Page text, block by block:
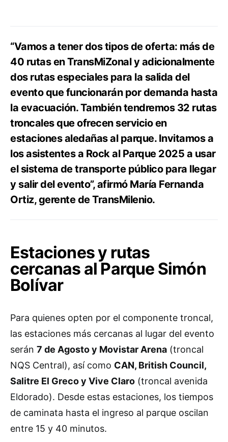
“Vamos a tener dos tipos de oferta: más de
40 rutas en TransMiZonal y adicionalmente
dos rutas especiales para la salida del
evento que funcionarán por demanda hasta
la evacuación. También tendremos 32 rutas
troncales que ofrecen servicio en
estaciones aledañas al parque. Invitamos a
los asistentes a Rock al Parque 2025 a usar
el sistema de transporte público para llegar
y salir del evento”, afirmó María Fernanda
Ortiz, gerente de TransMilenio.
Estaciones y rutas
cercanas al Parque Simón
Bolívar
Para quienes opten por el componente troncal,
las estaciones más cercanas al lugar del evento
serán 7 de Agosto y Movistar Arena (troncal
NQS Central), así como CAN, British Council,
Salitre El Greco y Vive Claro (troncal avenida
Eldorado). Desde estas estaciones, los tiempos
de caminata hasta el ingreso al parque oscilan
entre 15 y 40 minutos.